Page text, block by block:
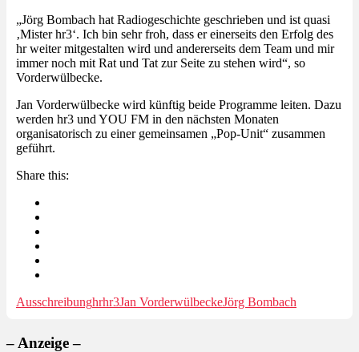
„Jörg Bombach hat Radiogeschichte geschrieben und ist quasi
‚Mister hr3‘. Ich bin sehr froh, dass er einerseits den Erfolg des
hr weiter mitgestalten wird und andererseits dem Team und mir
immer noch mit Rat und Tat zur Seite zu stehen wird“, so
Vorderwülbecke.
Jan Vorderwülbecke wird künftig beide Programme leiten. Dazu
werden hr3 und YOU FM in den nächsten Monaten
organisatorisch zu einer gemeinsamen „Pop-Unit“ zusammen
geführt.
Share this:
Ausschreibunghrhr3Jan VorderwülbeckeJörg Bombach
– Anzeige –